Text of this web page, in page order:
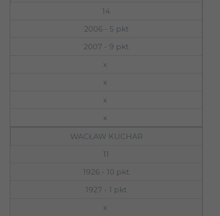
14
2006 - 5 pkt
2007 - 9 pkt
x
x
x
x
WACŁAW KUCHAR
11
1926 - 10 pkt
1927 - 1 pkt
x